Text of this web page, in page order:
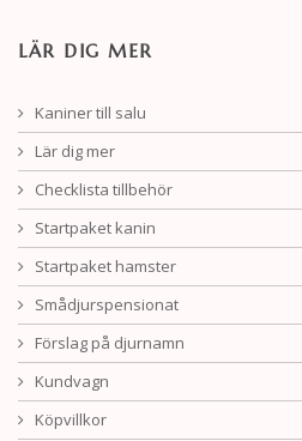
LÄR DIG MER
Kaniner till salu
Lär dig mer
Checklista tillbehör
Startpaket kanin
Startpaket hamster
Smådjurspensionat
Förslag på djurnamn
Kundvagn
Köpvillkor